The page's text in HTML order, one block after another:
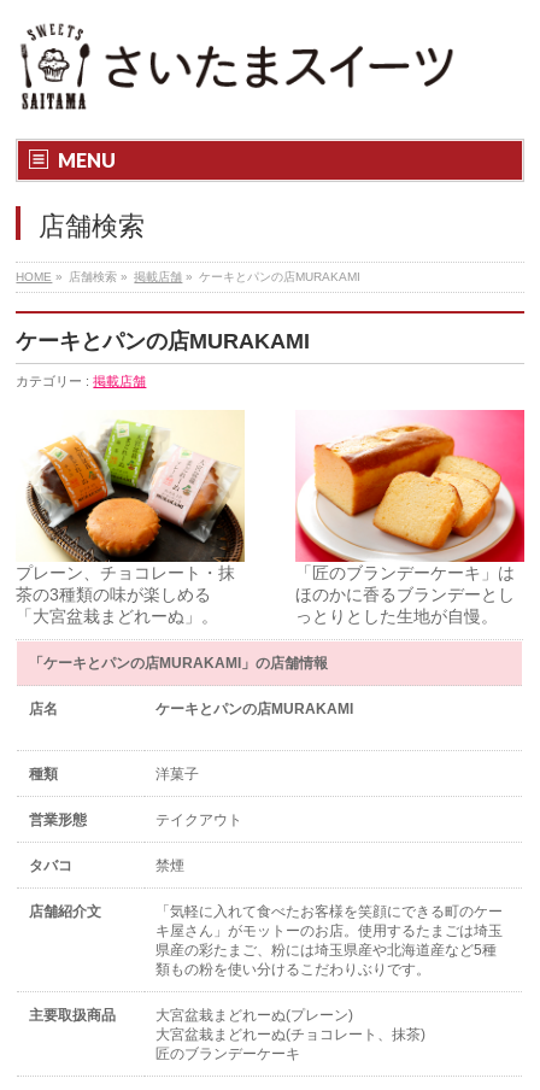
さいたま市内のスイーツ店の魅力・楽しみ方がわかる「さいたまス
イーツ」
MENU
店舗検索
HOME » 店舗検索 » 掲載店舗 » ケーキとパンの店MURAKAMI
ケーキとパンの店MURAKAMI
カテゴリー :掲載店舗
プレーン、チョコレート・抹
茶の3種類の味が楽しめる
「大宮盆栽まどれーぬ」。
「匠のブランデーケーキ」は
ほのかに香るブランデーとし
っとりとした生地が自慢。
「ケーキとパンの店MURAKAMI」の店舗情報
店名 ケーキとパンの店MURAKAMI
種類 洋菓子
営業形態 テイクアウト
タバコ 禁煙
店舗紹介文
「気軽に入れて食べたお客様を笑顔にできる町のケー
キ屋さん」がモットーのお店。使用するたまごは埼玉
県産の彩たまご、粉には埼玉県産や北海道産など5種
類もの粉を使い分けるこだわりぶりです。
主要取扱商品
大宮盆栽まどれーぬ(プレーン)
大宮盆栽まどれーぬ(チョコレート、抹茶)
匠のブランデーケーキ